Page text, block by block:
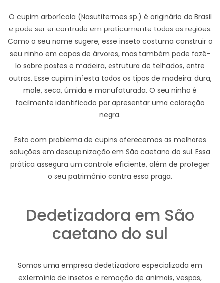
O cupim arborícola (Nasutitermes sp.) é originário do Brasil
e pode ser encontrado em praticamente todas as regiões.
Como o seu nome sugere, esse inseto costuma construir o
seu ninho em copas de árvores, mas também pode fazê-
lo sobre postes e madeira, estrutura de telhados, entre
outras. Esse cupim infesta todos os tipos de madeira: dura,
mole, seca, úmida e manufaturada. O seu ninho é
facilmente identificado por apresentar uma coloração
negra.
Esta com problema de cupins oferecemos as melhores
soluções em descupinização em São caetano do sul. Essa
prática assegura um controle eficiente, além de proteger
o seu patrimônio contra essa praga.
Dedetizadora em São
caetano do sul
Somos uma empresa dedetizadora especializada em
extermínio de insetos e remoção de animais, vespas,